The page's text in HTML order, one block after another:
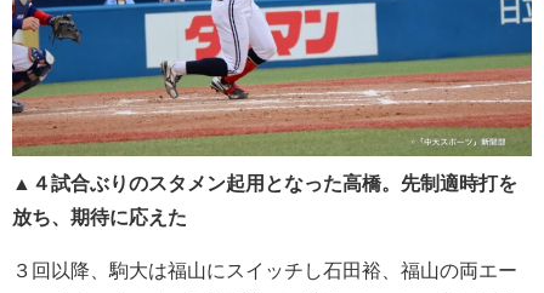
▲ ４試合ぶりのスタメン起用となった高橋。先制適時打を
放ち、期待に応えた
３回以降、駒大は福山にスイッチし石田裕、福山の両エー